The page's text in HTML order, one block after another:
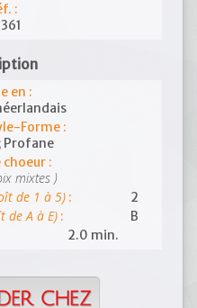
:
en :
Forme :
Profane
choeur :
mixtes )
de 1 à 5):
2
de A à E) :
B
2.0 min.